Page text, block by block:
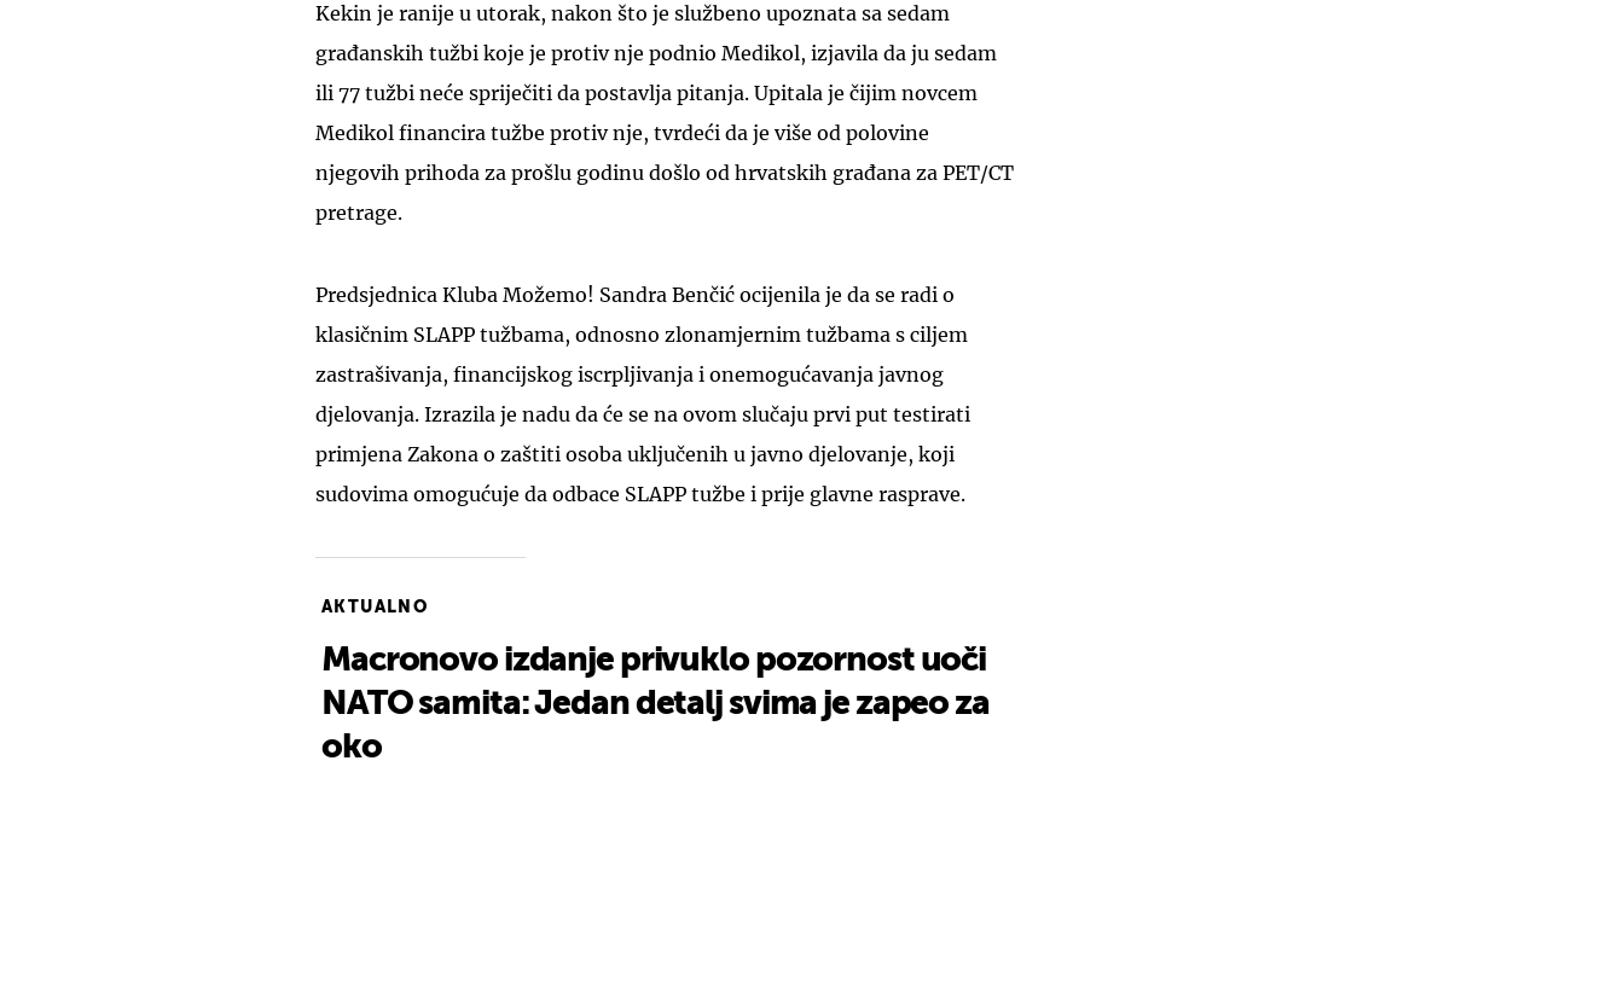
Kekin je ranije u utorak, nakon što je službeno upoznata sa sedam
građanskih tužbi koje je protiv nje podnio Medikol, izjavila da ju sedam
ili 77 tužbi neće spriječiti da postavlja pitanja. Upitala je čijim novcem
Medikol financira tužbe protiv nje, tvrdeći da je više od polovine
njegovih prihoda za prošlu godinu došlo od hrvatskih građana za PET/CT
pretrage.
Predsjednica Kluba Možemo! Sandra Benčić ocijenila je da se radi o
klasičnim SLAPP tužbama, odnosno zlonamjernim tužbama s ciljem
zastrašivanja, financijskog iscrpljivanja i onemogućavanja javnog
djelovanja. Izrazila je nadu da će se na ovom slučaju prvi put testirati
primjena Zakona o zaštiti osoba uključenih u javno djelovanje, koji
sudovima omogućuje da odbace SLAPP tužbe i prije glavne rasprave.
AKTUALNO
Macronovo izdanje privuklo pozornost uoči
NATO samita: Jedan detalj svima je zapeo za
oko